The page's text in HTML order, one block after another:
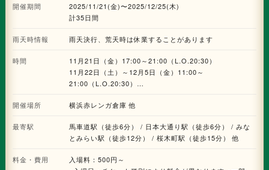
観を表現した日本でも有数のクリスマスマーケットとして毎年多くの来場者
に好評です。 ※1:横浜赤レンガ倉庫1・2号館来館者数より算出 2010年に初
方々の“時”が重なり合い、新しいクリスマスの“時”を体験してもらいたいと
なみ、会場でお手紙を書いてその場で郵送できる日本郵便「ポストカー」の
企画や、サンタの街・フィンランド公認の“本物のサンタ”との記念撮影な
ど、クリスマスの「時間」をよりロマンチックで思い出深いものになる特別
本物のモミの木を使用した巨大クリスマスツリーは約2万球超のLEDで星を
ちりばめたような煌びやかさを放ち、週替わりのイルミネーションや各種コ
たびに異なる表情を楽しめます。また、今年は河森正治監督最新作の劇場長
編アニメーション『迷宮のしおり』やアウトドアブランド『コールマン』と
た完全個室のプレミアムラウンジが今年も登場。 イベントコンセプト
開催期間
2025/11/21(金)〜2025/12/25(木)
計35日間
雨天時情報 雨天決行、荒天時は休業することがあります
時間
11月21日（金）17:00～21:00（L.O.20:30）
11月22日（土）～12月5日（金）11:00～
21:00（L.O.20:30）
22:00（L.O.21:30）
開催場所 横浜赤レンガ倉庫 他
最寄駅
馬車道駅（徒歩6分） / 日本大通り駅（徒歩6分） / みな
とみらい駅（徒歩12分） / 桜木町駅（徒歩15分） 他
料金・費用
入場料：500円～